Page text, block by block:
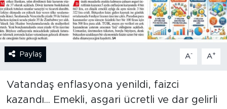
Paylaş A- A+
Vatandaş enflasyona yenildi, faizci
kazandı... Emekli, asgari ücretli ve dar gelirli
YAZARLAR
DİNİ
POLİTİKA
EKONOMİ